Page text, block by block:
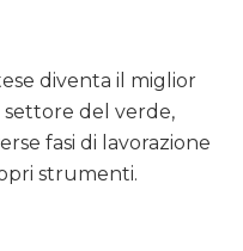
diventa il miglior
settore del verde,
fasi di lavorazione
strumenti.